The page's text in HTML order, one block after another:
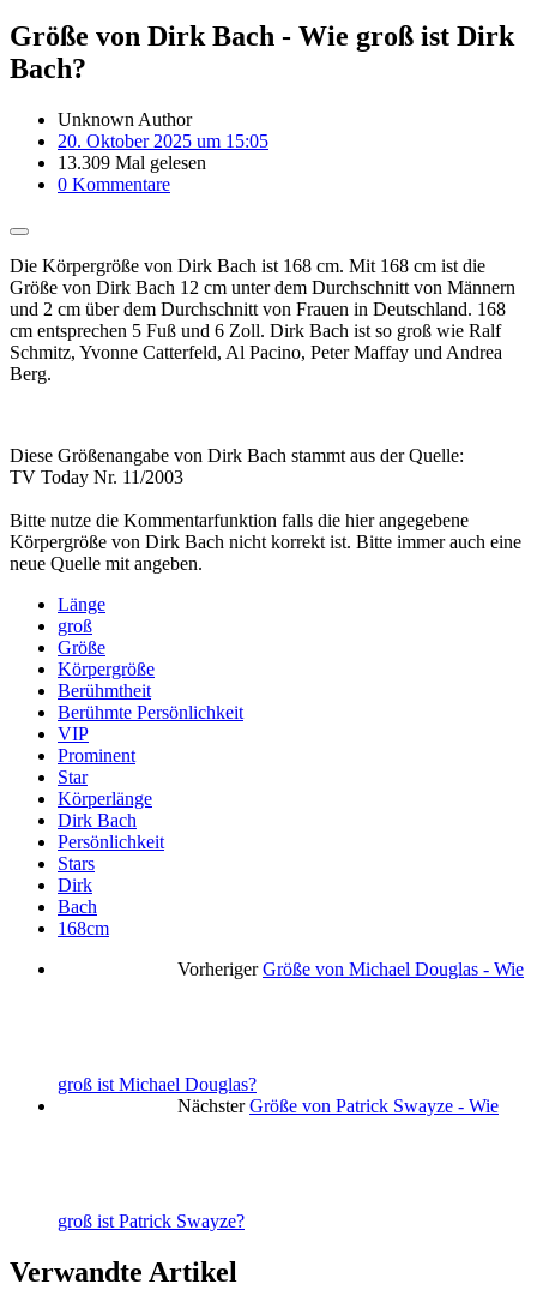
Größe von Dirk Bach - Wie groß ist Dirk
Bach?
Unknown Author
20. Oktober 2025 um 15:05
13.309 Mal gelesen
0 Kommentare
Die Körpergröße von Dirk Bach ist 168 cm. Mit 168 cm ist die
Größe von Dirk Bach 12 cm unter dem Durchschnitt von Männern
und 2 cm über dem Durchschnitt von Frauen in Deutschland. 168
cm entsprechen 5 Fuß und 6 Zoll. Dirk Bach ist so groß wie Ralf
Schmitz, Yvonne Catterfeld, Al Pacino, Peter Maffay und Andrea
Berg.
Diese Größenangabe von Dirk Bach stammt aus der Quelle:
TV Today Nr. 11/2003
Bitte nutze die Kommentarfunktion falls die hier angegebene
Körpergröße von Dirk Bach nicht korrekt ist. Bitte immer auch eine
neue Quelle mit angeben.
Länge
groß
Größe
Körpergröße
Berühmtheit
Berühmte Persönlichkeit
VIP
Prominent
Star
Körperlänge
Dirk Bach
Persönlichkeit
Stars
Dirk
Bach
168cm
Vorheriger Größe von Michael Douglas - Wie
groß ist Michael Douglas?
Nächster Größe von Patrick Swayze - Wie
groß ist Patrick Swayze?
Verwandte Artikel